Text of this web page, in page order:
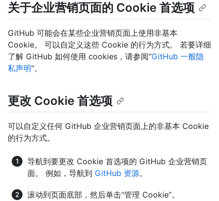
关于企业营销页面的 Cookie 首选项
GitHub 可能会在某些企业营销页面上使用非基本
Cookie。 可以自定义这些 Cookie 的行为方式。 若要详细
了解 GitHub 如何使用 cookies，请参阅“GitHub 一般隐
私声明”。
更改 Cookie 首选项
可以自定义任何 GitHub 企业营销页面上的非基本 Cookie
的行为方式。
导航到要更改 Cookie 首选项的 GitHub 企业营销页
面。 例如，导航到 GitHub 资源。
滚动到页面底部，然后单击“管理 Cookie”。